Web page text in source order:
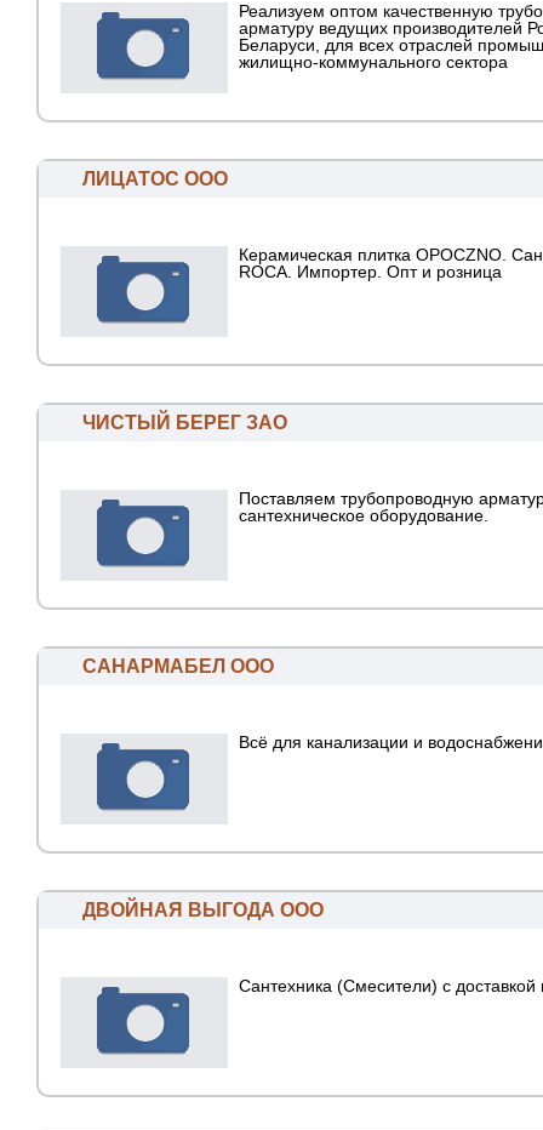
Реализуем оптом качественную
арматуру ведущих производителей
Беларуси, для всех отраслей
жилищно-коммунального сектора
ЛИЦАТОС ООО
Керамическая плитка OPOCZNO.
ROCA. Импортер. Опт и розница
ЧИСТЫЙ БЕРЕГ ЗАО
Поставляем трубопроводную
сантехническое оборудование.
САНАРМАБЕЛ ООО
Всё для канализации и
ДВОЙНАЯ ВЫГОДА ООО
Сантехника (Смесители) с